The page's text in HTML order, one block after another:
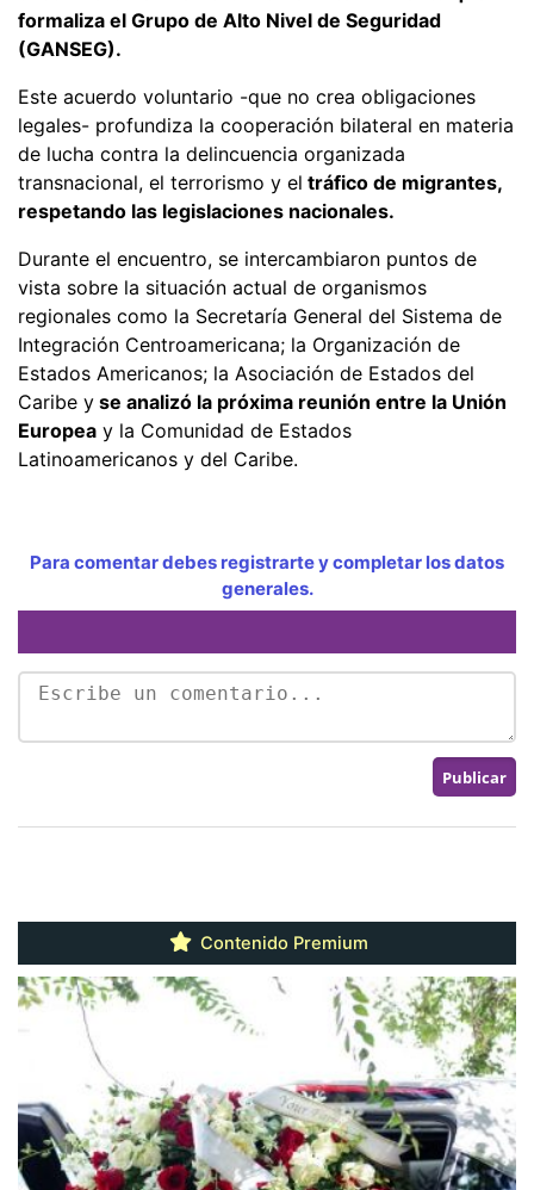
formaliza el Grupo de Alto Nivel de Seguridad
(GANSEG).
Este acuerdo voluntario -que no crea obligaciones
legales- profundiza la cooperación bilateral en materia
de lucha contra la delincuencia organizada
transnacional, el terrorismo y el tráfico de migrantes,
respetando las legislaciones nacionales.
Durante el encuentro, se intercambiaron puntos de
vista sobre la situación actual de organismos
regionales como la Secretaría General del Sistema de
Integración Centroamericana; la Organización de
Estados Americanos; la Asociación de Estados del
Caribe y se analizó la próxima reunión entre la Unión
Europea y la Comunidad de Estados
Latinoamericanos y del Caribe.
Para comentar debes registrarte y completar los datos
generales.
Contenido Premium